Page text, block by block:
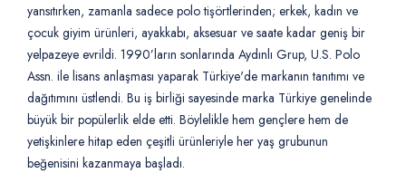
yansıtırken, zamanla sadece polo tişörtlerinden; erkek, kadın ve
çocuk giyim ürünleri, ayakkabı, aksesuar ve saate kadar geniş bir
yelpazeye evrildi. 1990’ların sonlarında Aydınlı Grup, U.S. Polo
Assn. ile lisans anlaşması yaparak Türkiye'de markanın tanıtımı ve
dağıtımını üstlendi. Bu iş birliği sayesinde marka Türkiye genelinde
büyük bir popülerlik elde etti. Böylelikle hem gençlere hem de
yetişkinlere hitap eden çeşitli ürünleriyle her yaş grubunun
beğenisini kazanmaya başladı.